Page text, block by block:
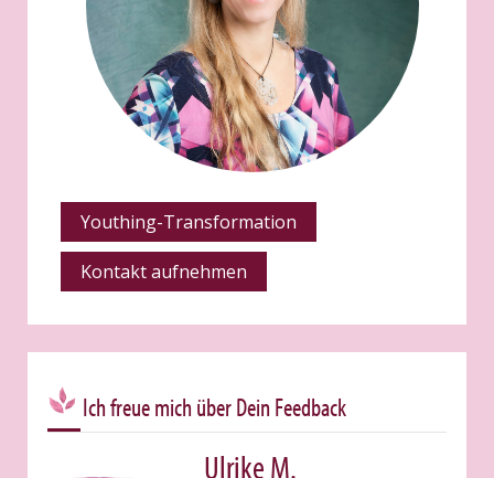
Youthing-Transformation
Kontakt aufnehmen
Ich freue mich über Dein Feedback
Ulrike M.